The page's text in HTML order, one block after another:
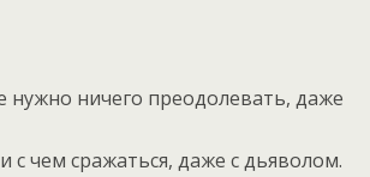
нужно ничего преодолевать, даже
с чем сражаться, даже с дьяволом.